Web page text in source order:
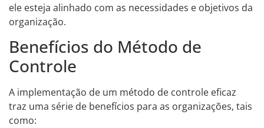
ele esteja alinhado com as necessidades e objetivos da
organização.
Benefícios do Método de
Controle
A implementação de um método de controle eficaz
traz uma série de benefícios para as organizações, tais
como: